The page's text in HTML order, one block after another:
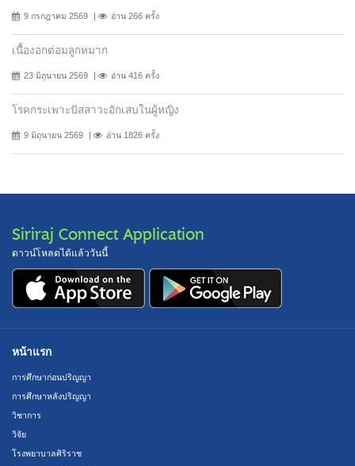
9 กรกฎาคม 2569 อ่าน 266 ครั้ง
เนื้องอกต่อมลูกหมาก
23 มิถุนายน 2569 อ่าน 416 ครั้ง
โรคกระเพาะปัสสาวะอักเสบในผู้หญิง
9 มิถุนายน 2569 อ่าน 1826 ครั้ง
Siriraj Connect Application
ดาวน์โหลดได้แล้ววันนี้
หน้าแรก
การศึกษาก่อนปริญญา
การศึกษาหลังปริญญา
วิชาการ
วิจัย
โรงพยาบาลศิริราช